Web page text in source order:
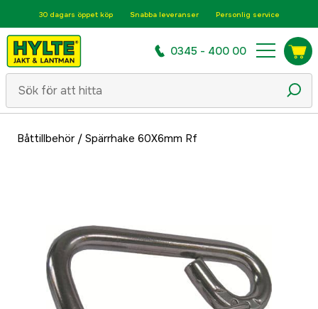
30 dagars öppet köp Snabba leveranser Personlig service
0345 - 400 00
Båttillbehör/ Spärrhake 60X6mm Rf